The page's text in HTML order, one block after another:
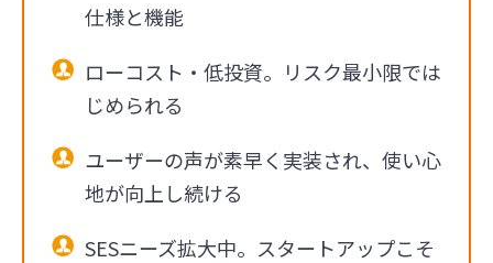
仕様と機能
ローコスト・低投資。リスク最小限では
じめられる
ユーザーの声が素早く実装され、使い心
地が向上し続ける
SESニーズ拡大中。スタートアップこそ